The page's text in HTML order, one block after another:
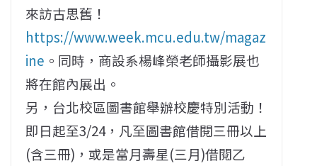
來訪古思舊！
https://www.week.mcu.edu.tw/magaz
ine 。同時，商設系楊峰榮老師攝影展也
將在館內展出。
另，台北校區圖書館舉辦校慶特別活動！
即日起至3/24，凡至圖書館借閱三冊以上
(含三冊)，或是當月壽星(三月)借閱乙